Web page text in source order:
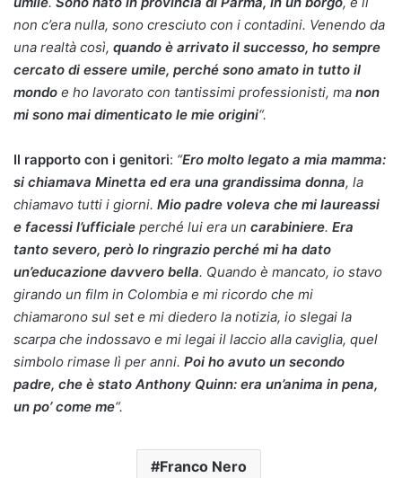
non c’era nulla, sono cresciuto con i contadini. Venendo da
una realtà così, quando è arrivato il successo, ho sempre
cercato di essere umile, perché sono amato in tutto il
mondo e ho lavorato con tantissimi professionisti, ma non
mi sono mai dimenticato le mie origini“.
Il rapporto con i genitori: “Ero molto legato a mia mamma:
si chiamava Minetta ed era una grandissima donna, la
chiamavo tutti i giorni. Mio padre voleva che mi laureassi
e facessi l’ufficiale perché lui era un carabiniere. Era
tanto severo, però lo ringrazio perché mi ha dato
un’educazione davvero bella. Quando è mancato, io stavo
girando un film in Colombia e mi ricordo che mi
chiamarono sul set e mi diedero la notizia, io slegai la
scarpa che indossavo e mi legai il laccio alla caviglia, quel
simbolo rimase lì per anni. Poi ho avuto un secondo
padre, che è stato Anthony Quinn: era un’anima in pena,
un po’ come me“.
Franco Nero